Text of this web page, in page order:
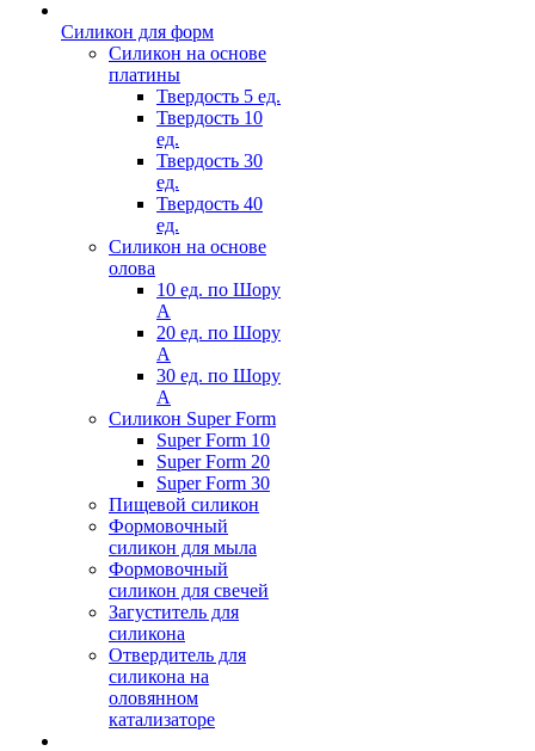
Силикон для форм
Силикон на основе
платины
Твердость 5 ед.
Твердость 10
ед.
Твердость 30
ед.
Твердость 40
ед.
Силикон на основе
олова
10 ед. по Шору
А
20 ед. по Шору
А
30 ед. по Шору
А
Силикон Super Form
Super Form 10
Super Form 20
Super Form 30
Пищевой силикон
Формовочный
силикон для мыла
Формовочный
силикон для свечей
Загуститель для
силикона
Отвердитель для
силикона на
оловянном
катализаторе